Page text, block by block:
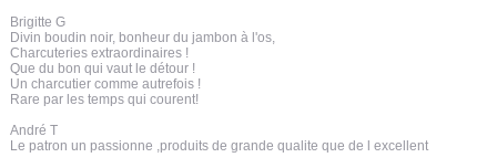
Brigitte G
Divin boudin noir, bonheur du jambon à l'os,
Charcuteries extraordinaires !
Que du bon qui vaut le détour !
Un charcutier comme autrefois !
Rare par les temps qui courent!
André T
Le patron un passionne ,produits de grande qualite que de l excellent